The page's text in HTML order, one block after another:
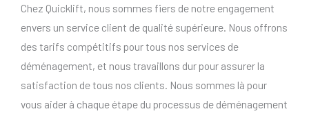
Chez Quicklift, nous sommes fiers de notre engagement
envers un service client de qualité supérieure. Nous offrons
des tarifs compétitifs pour tous nos services de
déménagement, et nous travaillons dur pour assurer la
satisfaction de tous nos clients. Nous sommes là pour
vous aider à chaque étape du processus de déménagement